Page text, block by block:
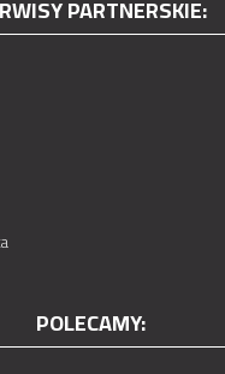
PARTNERSKIE:
POLECAMY: